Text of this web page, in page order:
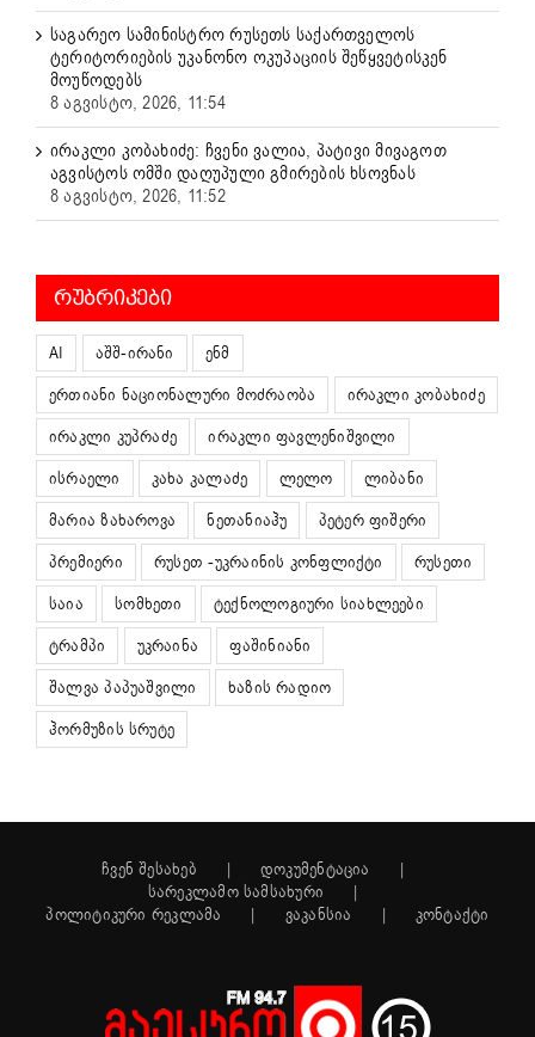
საგარეო სამინისტრო რუსეთს საქართველოს
ტერიტორიების უკანონო ოკუპაციის შეწყვეტისკენ
მოუწოდებს
8 აგვისტო, 2026, 11:54
ირაკლი კობახიძე: ჩვენი ვალია, პატივი მივაგოთ
აგვისტოს ომში დაღუპული გმირების ხსოვნას
8 აგვისტო, 2026, 11:52
ᲠᲣᲑᲠᲘᲙᲔᲑᲘ
AI აშშ-ირანი
ენმ
ერთიანი ნაციონალური მოძრაობა
ირაკლი კობახიძე
ირაკლი კუპრაძე
ირაკლი ფავლენიშვილი
ისრაელი
კახა კალაძე ლელო
ლიბანი
მარია ზახაროვა
ნეთანიაჰუ
პეტერ ფიშერი
პრემიერი
რუსეთ -უკრაინის კონფლიქტი
რუსეთი
საია
სომხეთი
ტექნოლოგიური სიახლეები
ტრამპი
უკრაინა
ფაშინიანი
შალვა პაპუაშვილი
ხაზის რადიო
ჰორმუზის სრუტე
ჩვენ შესახებ
დოკუმენტაცია
სარეკლამო სამსახური
პოლიტიკური რეკლამა
ვაკანსია კონტაქტი